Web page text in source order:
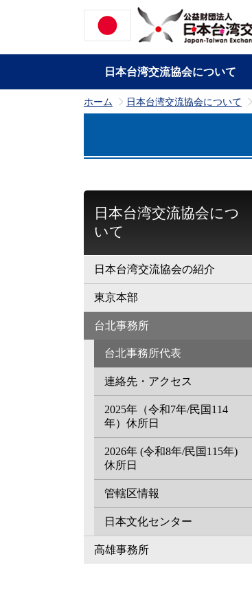
日本台湾交流協会について
ホーム >
日本台湾交流協会について
日本台湾交流協会につ
いて
日本台湾交流協会の紹介
東京本部
台北事務所
台北事務所代表
連絡先・アクセス
2025年（令和7年/民国114
年）休所日
2026年 (令和8年/民国115年)
休所日
管轄区情報
日本文化センター
高雄事務所